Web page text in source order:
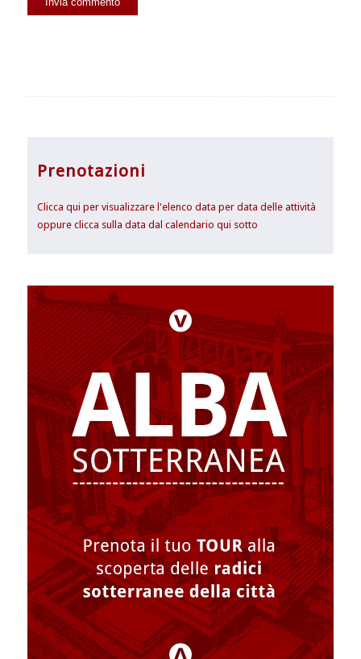
Prenotazioni
Clicca qui per visualizzare l'elenco data per data delle attività
oppure clicca sulla data dal calendario qui sotto